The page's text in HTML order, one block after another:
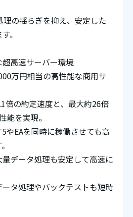
の揺らぎを抑え、安定した
。
高速サーバー環境
万円相当の高性能な商用サ
の約定速度と、最大約26倍
能を実現。
EAを同時に稼働させても高
データ処理も安定して高速に
タ処理やバックテストも短時